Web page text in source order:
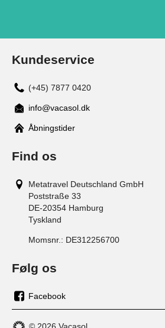
Kundeservice
(+45) 7877 0420
info@vacasol.dk
Åbningstider
Find os
Metatravel Deutschland GmbH
Poststraße 33
DE-20354 Hamburg
Tyskland
Momsnr.: DE312256700
Følg os
os
på
Facebook
© 2026 Vacasol